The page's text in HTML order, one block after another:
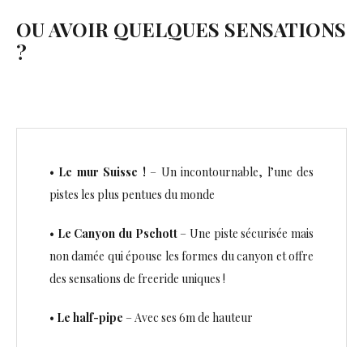
OU AVOIR QUELQUES SENSATIONS
?
• Le mur Suisse ! – Un incontournable, l’une des
pistes les plus pentues du monde
• Le Canyon du Pschott– Une piste sécurisée mais
non damée qui épouse les formes du canyon et offre
des sensations de freeride uniques !
• Le half-pipe – Avec ses 6m de hauteur